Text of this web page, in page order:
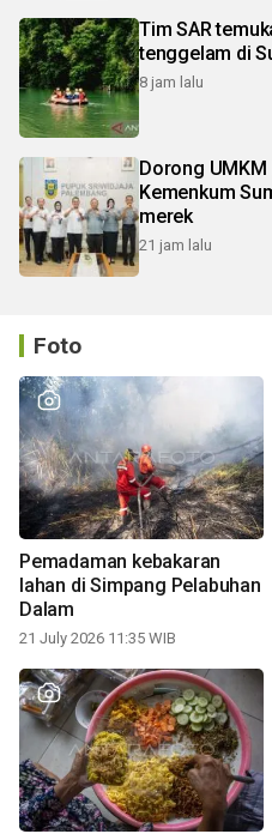
Tim SAR
tenggelam di
8 jam lalu
Dorong
Kemenkum
merek
21 jam lalu
Foto
Pemadaman kebakaran
lahan di Simpang Pelabuhan
Dalam
21 July 2026 11:35 WIB